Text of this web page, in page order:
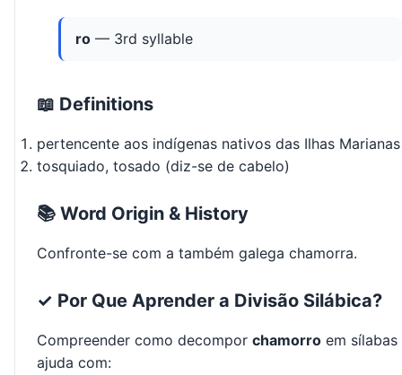
ro — 3rd syllable
📖 Definitions
pertencente aos indígenas nativos das Ilhas Marianas
tosquiado, tosado (diz-se de cabelo)
📚 Word Origin & History
Confronte-se com a também galega chamorra.
✓ Por Que Aprender a Divisão Silábica?
Compreender como decompor chamorro em sílabas
ajuda com: